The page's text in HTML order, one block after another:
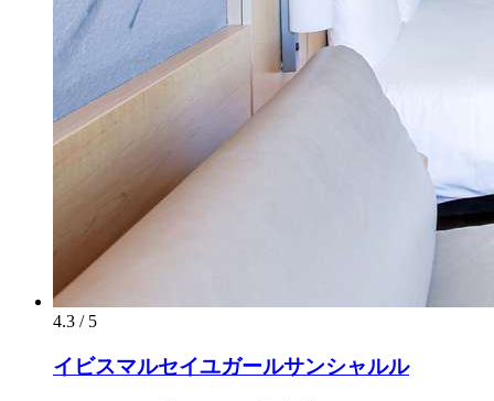
4.3 / 5
イビスマルセイユガールサンシャルル